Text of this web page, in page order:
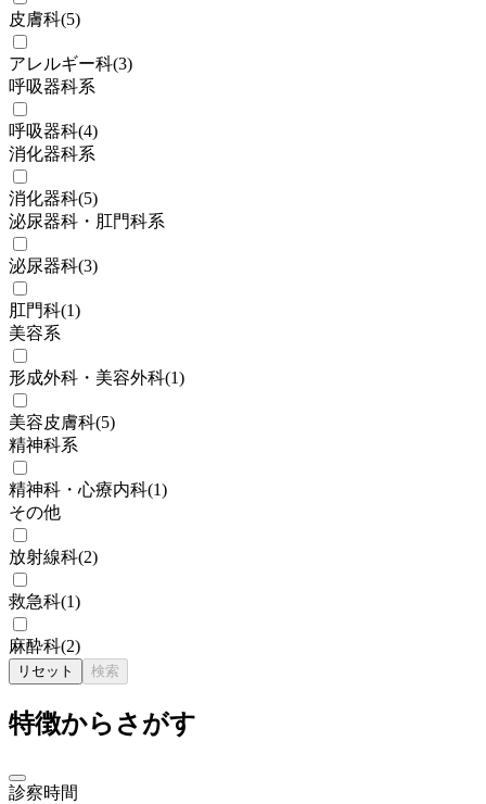
皮膚科(5)
アレルギー科(3)
呼吸器科系
呼吸器科(4)
消化器科系
消化器科(5)
泌尿器科・肛門科系
泌尿器科(3)
肛門科(1)
美容系
形成外科・美容外科(1)
美容皮膚科(5)
精神科系
精神科・心療内科(1)
その他
放射線科(2)
救急科(1)
麻酔科(2)
リセット 検索
特徴からさがす
診察時間